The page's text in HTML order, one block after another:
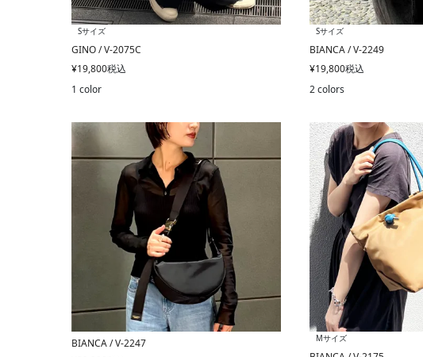
Sサイズ
GINO / V-2075C
¥19,800税込
1 color
Sサイズ
BIANCA / V-2249
¥19,800税込
2 colors
BIANCA / V-2247
Mサイズ